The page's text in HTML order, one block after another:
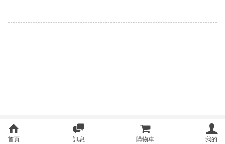
首頁 訊息 購物車 我的